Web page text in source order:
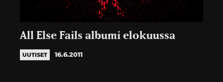
All Else Fails albumi elokuussa
UUTISET 16.6.2011